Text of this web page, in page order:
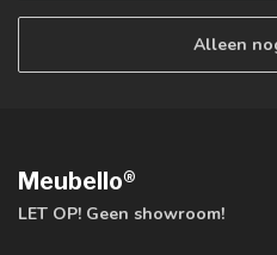
Alleen
Meubello®
LET OP! Geen showroom!